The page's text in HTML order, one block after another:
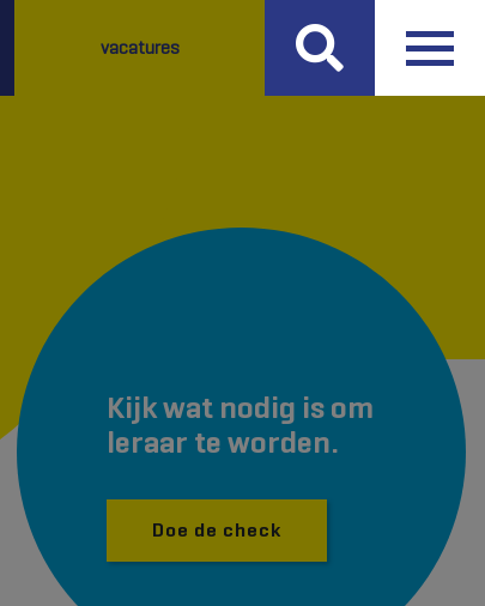
vacatures
Kijk wat nodig is om
leraar te worden.
Doe de check